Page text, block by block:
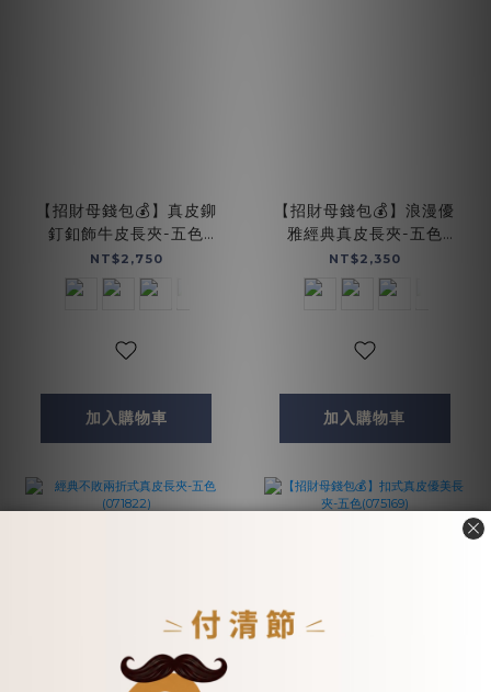
【招財母錢包💰】真皮鉚
釘釦飾牛皮長夾-五色
(072267)
NT$2,750
加入購物車
【招財母錢包💰】浪漫優
雅經典真皮長夾-五色
(072004)
NT$2,350
加入購物車